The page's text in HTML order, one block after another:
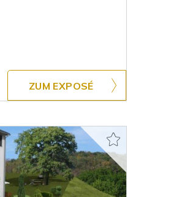
ZUM EXPOSÉ